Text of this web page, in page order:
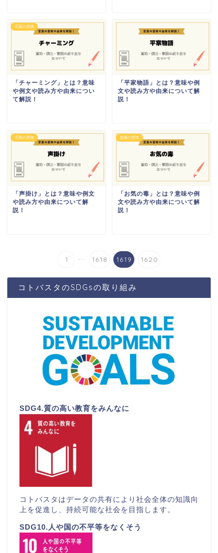
言葉の意味
「チャーミング」とは？意味
や例文や読み方や由来につい
て解説！
「平家物語」とは？意味や例
文や読み方や由来について解
説！
言葉の意味
「声掛け」とは？意味や例文
や読み方や由来について解
説！
言葉の意味
「お気の毒」とは？意味や例
文や読み方や由来について解
説！
1 ... 1618 1619 1620
コトバスタのSDGsの取り組み
SDG4.質の高い教育をみんなに
コトバスタはデータの共有により社会全体の知識向
上を促進し、持続可能な社会を目指します。
SDG10.人や国の不平等をなくそう